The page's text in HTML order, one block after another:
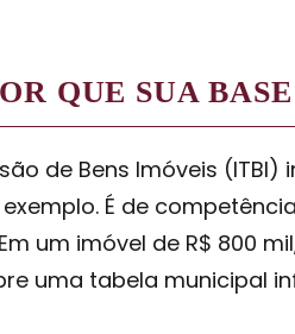
QUE SUA
de Bens Imóveis
É de
um imóvel de R$ 800
uma tabela municipal